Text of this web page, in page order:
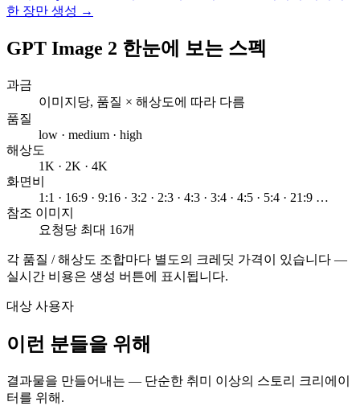
한 장만 생성 →
GPT Image 2 한눈에 보는 스펙
과금
이미지당, 품질 × 해상도에 따라 다름
품질
low · medium · high
해상도
1K · 2K · 4K
화면비
1:1 · 16:9 · 9:16 · 3:2 · 2:3 · 4:3 · 3:4 · 4:5 · 5:4 · 21:9 …
참조 이미지
요청당 최대 16개
각 품질 / 해상도 조합마다 별도의 크레딧 가격이 있습니다 —
실시간 비용은 생성 버튼에 표시됩니다.
대상 사용자
이런 분들을 위해
결과물을 만들어내는 — 단순한 취미 이상의 스토리 크리에이
터를 위해.